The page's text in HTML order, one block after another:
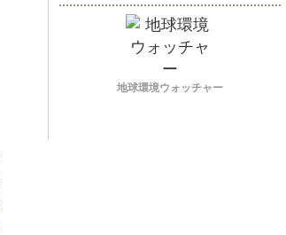
地球環境ウォッチャー